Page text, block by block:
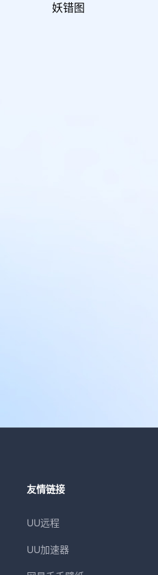
妖错图
友情链接
UU远程
UU加速器